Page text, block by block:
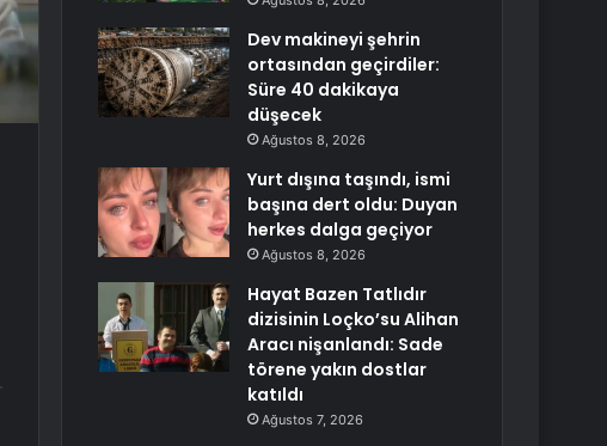
Dev makineyi şehrin
ortasından geçirdiler:
Süre 40 dakikaya
düşecek
Ağustos 8, 2026
Yurt dışına taşındı, ismi
başına dert oldu: Duyan
herkes dalga geçiyor
Ağustos 8, 2026
Hayat Bazen Tatlıdır
dizisinin Loçko’su Alihan
Aracı nişanlandı: Sade
törene yakın dostlar
katıldı
Ağustos 7, 2026